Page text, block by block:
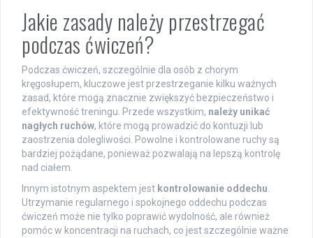
Jakie zasady należy przestrzegać
podczas ćwiczeń?
Podczas ćwiczeń, szczególnie dla osób z chorym
kręgosłupem, kluczowe jest przestrzeganie kilku ważnych
zasad, które mogą znacznie zwiększyć bezpieczeństwo i
efektywność treningu. Przede wszystkim, należy unikać
nagłych ruchów, które mogą prowadzić do kontuzji lub
zaostrzenia dolegliwości. Powolne i kontrolowane ruchy są
bardziej pożądane, ponieważ pozwalają na lepszą kontrolę
nad ciałem.
Innym istotnym aspektem jest kontrolowanie oddechu.
Utrzymanie regularnego i spokojnego oddechu podczas
ćwiczeń może nie tylko poprawić wydolność, ale również
pomóc w koncentracji na ruchach, co jest szczególnie ważne